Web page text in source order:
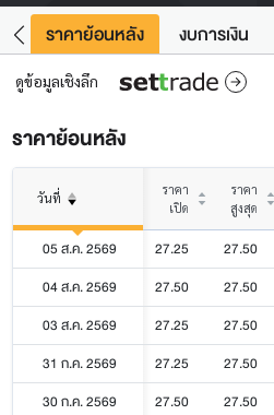
ราคาย้อนหลัง งบการเงิน
ดูข้อมูลเชิงลึก
ราคาย้อนหลัง
วันที่
ราคา
เปิด
ราคา
สูงสุด
05 ส.ค. 2569 27.25 27.50
04 ส.ค. 2569
27.50 27.50
03 ส.ค. 2569
27.25 27.50
31 ก.ค. 2569
27.25 27.50
30 ก.ค. 2569
27.50 27.50